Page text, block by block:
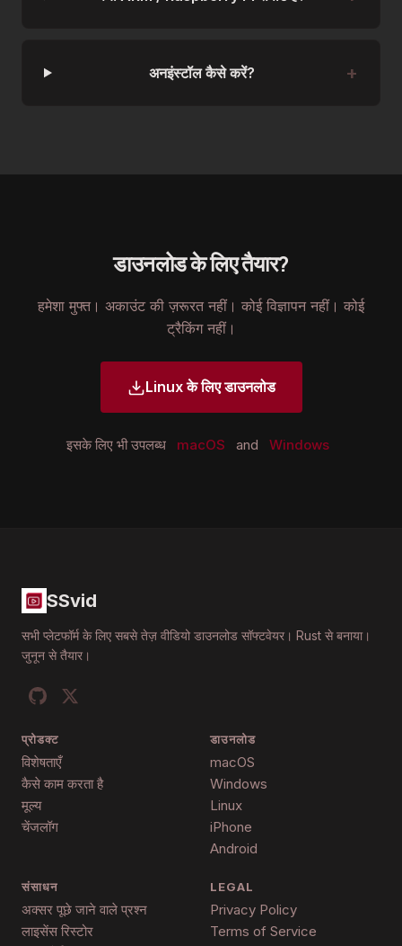
अनइंस्टॉल कैसे करें?
डाउनलोड के लिए तैयार?
हमेशा मुफ्त। अकाउंट की ज़रूरत नहीं। कोई विज्ञापन नहीं। कोई
ट्रैकिंग नहीं।
Linux के लिए डाउनलोड
इसके लिए भी उपलब्ध macOS and Windows
SSvid
सभी प्लेटफॉर्म के लिए सबसे तेज़ वीडियो डाउनलोड सॉफ्टवेयर। Rust से बनाया।
जुनून से तैयार।
प्रोडक्ट
विशेषताएँ
कैसे काम करता है
मूल्य
चेंजलॉग
डाउनलोड
macOS
Windows
Linux
iPhone
Android
संसाधन
अक्सर पूछे जाने वाले प्रश्न
लाइसेंस रिस्टोर
LEGAL
Privacy Policy
Terms of Service